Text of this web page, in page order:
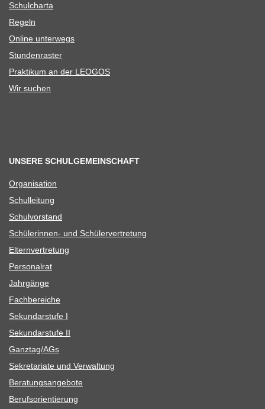
Schul­charta
Regeln
Online unter­wegs
Stun­den­ras­ter
Prak­ti­kum an der LEOGOS
Wir suchen
UNSERE SCHULGEMEINSCHAFT
Orga­ni­sa­tion
Schul­lei­tung
Schul­vor­stand
Schü­le­rin­nen- und Schülervertretung
Eltern­ver­tre­tung
Per­so­nal­rat
Jahr­gänge
Fach­be­rei­che
Sekun­dar­stufe I
Sekun­dar­stufe II
Ganztag/​​AGs
Sekre­ta­riate und Verwaltung
Bera­tungs­an­ge­bote
Berufs­ori­en­tie­rung